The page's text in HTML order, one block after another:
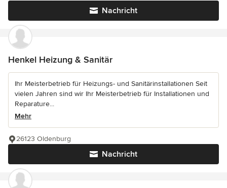
Nachricht
Henkel Heizung & Sanitär
Ihr Meisterbetrieb für Heizungs- und Sanitärinstallationen Seit
vielen Jahren sind wir Ihr Meisterbetrieb für Installationen und
Reparature...
Mehr
Nachricht
26123 Oldenburg